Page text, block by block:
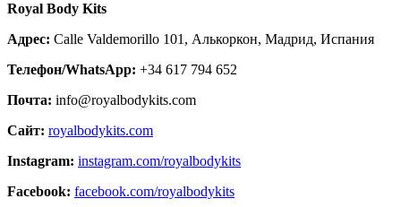
Royal Body Kits
Адрес: Calle Valdemorillo 101, Алькоркон, Мадрид, Испания
Телефон/WhatsApp: +34 617 794 652
Почта: info@royalbodykits.com
Сайт: royalbodykits.com
Instagram: instagram.com/royalbodykits
Facebook: facebook.com/royalbodykits